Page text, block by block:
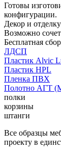
Готовы
конфигурации.
Декор и
Возможно
Бесплатная
ЛДСП
Пластик Alvic
Пластик HPL
Пленка ПВХ
Полотно АГТ
полки
корзины
штанги
Все образцы
проекту в